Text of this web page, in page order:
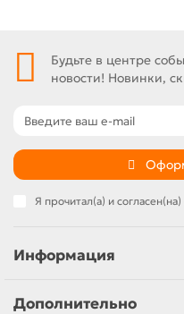
Будьте в центре
новости! Новинки,
Я прочитал(а) и
Информация
Дополнительно